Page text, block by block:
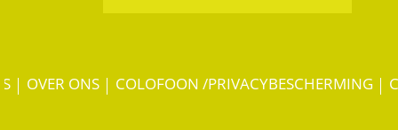
OVER ONS COLOFOON /PRIVACYBESCHERMING